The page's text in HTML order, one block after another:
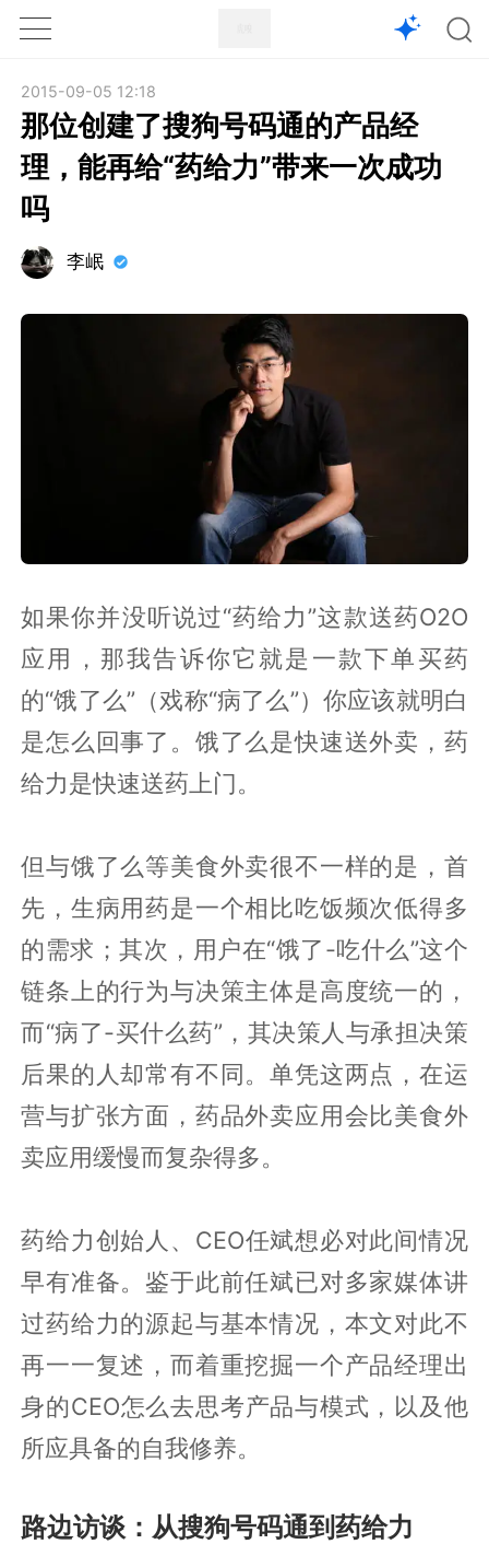
1X
2015-09-05 12:18
那位创建了搜狗号码通的产品经
理，能再给“药给力”带来一次成功
吗
李岷
如果你并没听说过“药给力”这款送药O2O
应用，那我告诉你它就是一款下单买药
的“饿了么”（戏称“病了么”）你应该就明白
是怎么回事了。饿了么是快速送外卖，药
给力是快速送药上门。
但与饿了么等美食外卖很不一样的是，首
先，生病用药是一个相比吃饭频次低得多
的需求；其次，用户在“饿了-吃什么”这个
链条上的行为与决策主体是高度统一的，
而“病了-买什么药”，其决策人与承担决策
后果的人却常有不同。单凭这两点，在运
营与扩张方面，药品外卖应用会比美食外
卖应用缓慢而复杂得多。
药给力创始人、CEO任斌想必对此间情况
早有准备。鉴于此前任斌已对多家媒体讲
过药给力的源起与基本情况，本文对此不
再一一复述，而着重挖掘一个产品经理出
身的CEO怎么去思考产品与模式，以及他
所应具备的自我修养。
路边访谈：从搜狗号码通到药给力